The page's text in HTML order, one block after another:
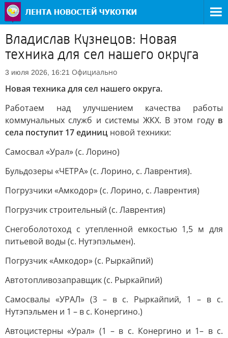
Владислав Кузнецов: Новая
техника для сел нашего округа
3 июля 2026, 16:21 Официально
Новая техника для сел нашего округа.
Работаем над улучшением качества работы
коммунальных служб и системы ЖКХ. В этом году в
села поступит 17 единиц новой техники:
Самосвал «Урал» (с. Лорино)
Бульдозеры «ЧЕТРА» (с. Лорино, с. Лаврентия).
Погрузчики «Амкодор» (с. Лорино, с. Лаврентия)
Погрузчик строительный (с. Лаврентия)
Снегоболотоход с утепленной емкостью 1,5 м для
питьевой воды (с. Нутэпэльмен).
Погрузчик «Амкодор» (с. Рыркайпий)
Автотопливозаправщик (с. Рыркайпий)
Самосвалы «УРАЛ» (3 – в с. Рыркайпий, 1 – в с.
Нутэпэльмен и 1 – в с. Конергино.)
Автоцистерны «Урал» (1 – в с. Конергино и 1– в с.